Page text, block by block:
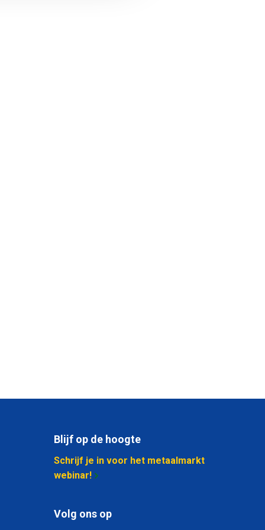
Blijf op de hoogte
Schrijf je in voor het metaalmarkt
webinar!
Volg ons op